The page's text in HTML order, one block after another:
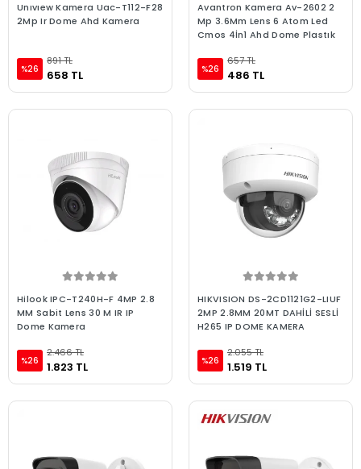
Unıvıew Kamera Uac-T112-F28
2Mp Ir Dome Ahd Kamera
%26
891 TL
658 TL
Avantron Kamera Av-2602 2
Mp 3.6Mm Lens 6 Atom Led
Cmos 4İn1 Ahd Dome Plastık
%26
657 TL
486 TL
Hilook IPC-T240H-F 4MP 2.8
MM Sabit Lens 30 M IR IP
Dome Kamera
%26
2.466 TL
1.823 TL
HIKVISION DS-2CD1121G2-LIUF
2MP 2.8MM 20MT DAHİLİ SESLİ
H265 IP DOME KAMERA
%26
2.055 TL
1.519 TL